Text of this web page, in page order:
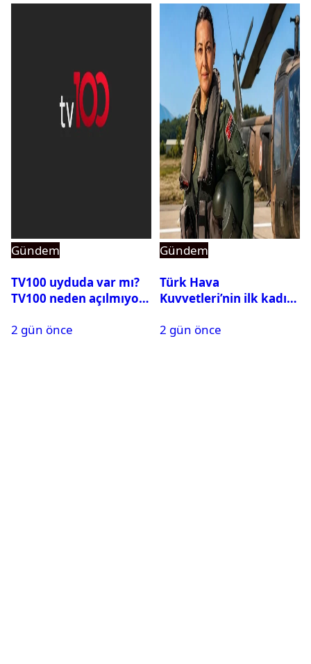
Gündem
TV100 uyduda var mı?
TV100 neden açılmıyor?
2 gün önce
Gündem
Türk Hava
Kuvvetleri’nin ilk kadın
Karapınar hakkında
2 gün önce